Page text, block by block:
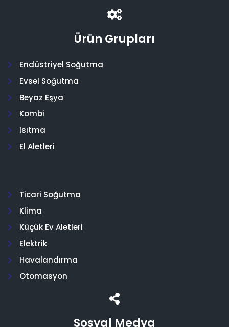
Ürün Grupları
Endüstriyel Soğutma
Evsel Soğutma
Beyaz Eşya
Kombi
Isıtma
El Aletleri
Ticari Soğutma
Klima
Küçük Ev Aletleri
Elektrik
Havalandırma
Otomasyon
Sosyal Medya